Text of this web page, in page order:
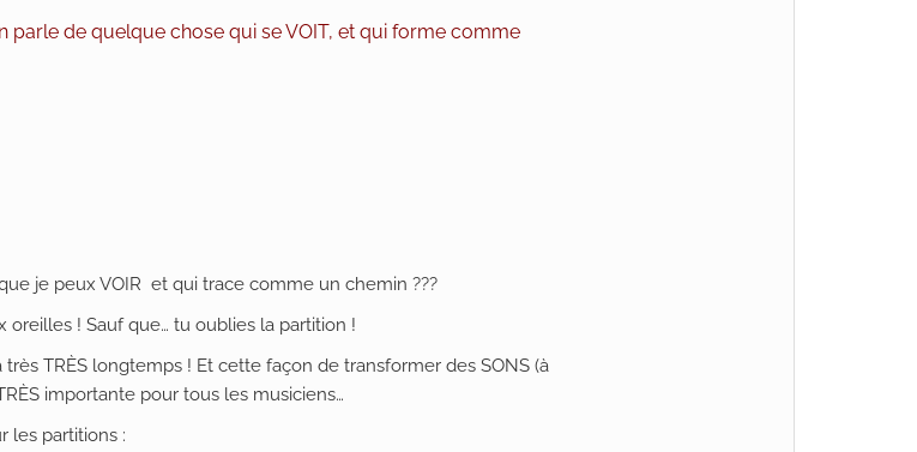
parle de quelque chose qui se VOIT, et qui forme comme
je peux VOIR et qui trace comme un chemin ???
oreilles ! Sauf que… tu oublies la partition !
TRÈS longtemps ! Et cette façon de transformer des SONS (à
importante pour tous les musiciens…
les partitions :